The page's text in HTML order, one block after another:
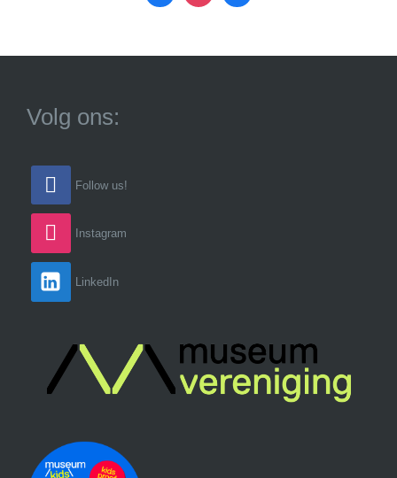
Volg ons:
Follow us!
Instagram
LinkedIn